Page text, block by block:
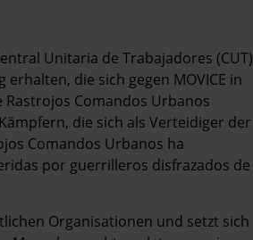
Unitaria de Trabajadores (CUT)
die sich gegen MOVICE in
Comandos Urbanos
die sich als Verteidiger der
Comandos Urbanos ha
por guerrilleros disfrazados de
Organisationen und setzt sich